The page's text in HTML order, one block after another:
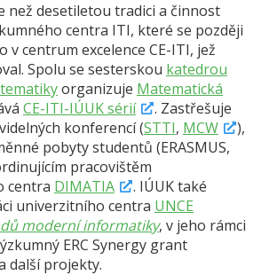
než desetiletou tradici a činnost
centra ITI, které se později
centrum excelence CE-ITI, jež
Spolu se sesterskou katedrou
organizuje Matematická
CE-ITI-IÚUK sérií
. Zastřešuje
konferencí (STTI, MCW
),
pobyty studentů (ERASMUS,
pracovištěm
centra DIMATIA
. IÚUK také
univerzitního centra UNCE
moderní informatiky, v jeho rámci
ERC Synergy grant
další projekty.